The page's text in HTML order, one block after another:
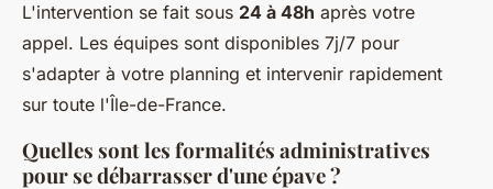
L'intervention se fait sous 24 à 48h après votre
appel. Les équipes sont disponibles 7j/7 pour
s'adapter à votre planning et intervenir rapidement
sur toute l'Île-de-France.
Quelles sont les formalités administratives
pour se débarrasser d'une épave ?